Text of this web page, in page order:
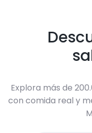
Explora más de
con comida real y